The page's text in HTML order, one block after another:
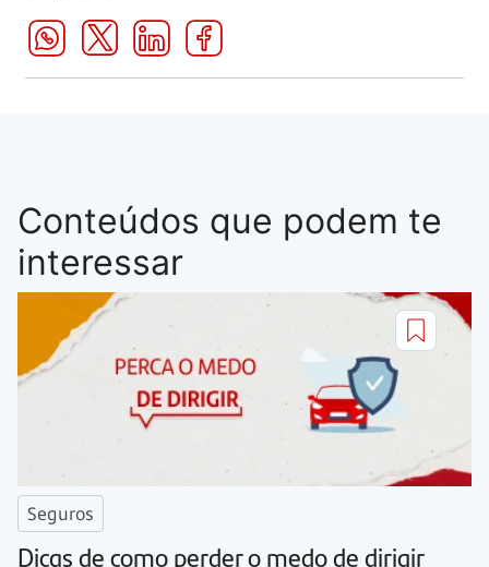
Conteúdos que podem te
interessar
Seguros
Dicas de como perder o medo de dirigir